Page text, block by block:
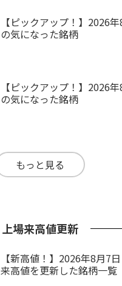
【ピックアップ！】2026
の気になった銘柄
【ピックアップ！】2026
の気になった銘柄
もっと見る
上場来高値更新
【新高値！】2026年8月7
来高値を更新した銘柄一覧